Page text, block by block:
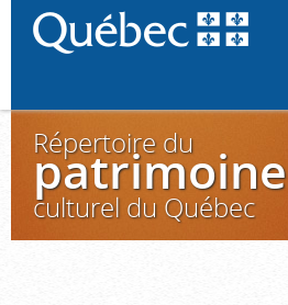
Répertoire du
patrimoine
culturel du Québec